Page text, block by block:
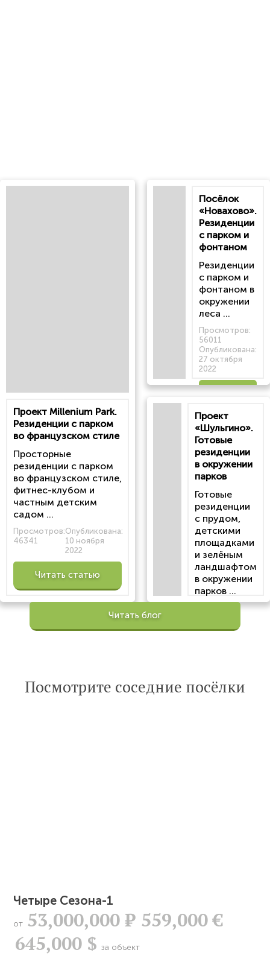
Проект Millenium Park.
Резиденции с парком
во французском стиле
Просторные
резиденции с парком
во французском стиле,
фитнес-клубом и
частным детским
садом ...
Просмотров:
46341
Опубликована:
10 ноября
2022
Читать статью
Посёлок
«Новахово».
Резиденции
с парком и
фонтаном
Резиденции
с парком и
фонтаном в
окружении
леса ...
Просмотров:
56011
Опубликована:
27 октября
2022
статью
Проект
«Шульгино».
Готовые
резиденции
в окружении
парков
Готовые
резиденции
с прудом,
детскими
площадками
и зелёным
ландшафтом
в окружении
парков ...
Просмотров:
Опубликована:
статью
Читать блог
Посмотрите соседние посёлки
Четыре Сезона-1
от 53,000,000Р 559,000 €
645,000 $ за объект